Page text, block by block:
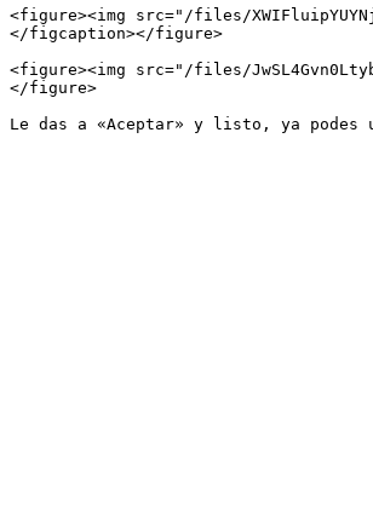
<figure><img src="/files/
</figcaption></figure>
<figure><img src="/files/
</figure>